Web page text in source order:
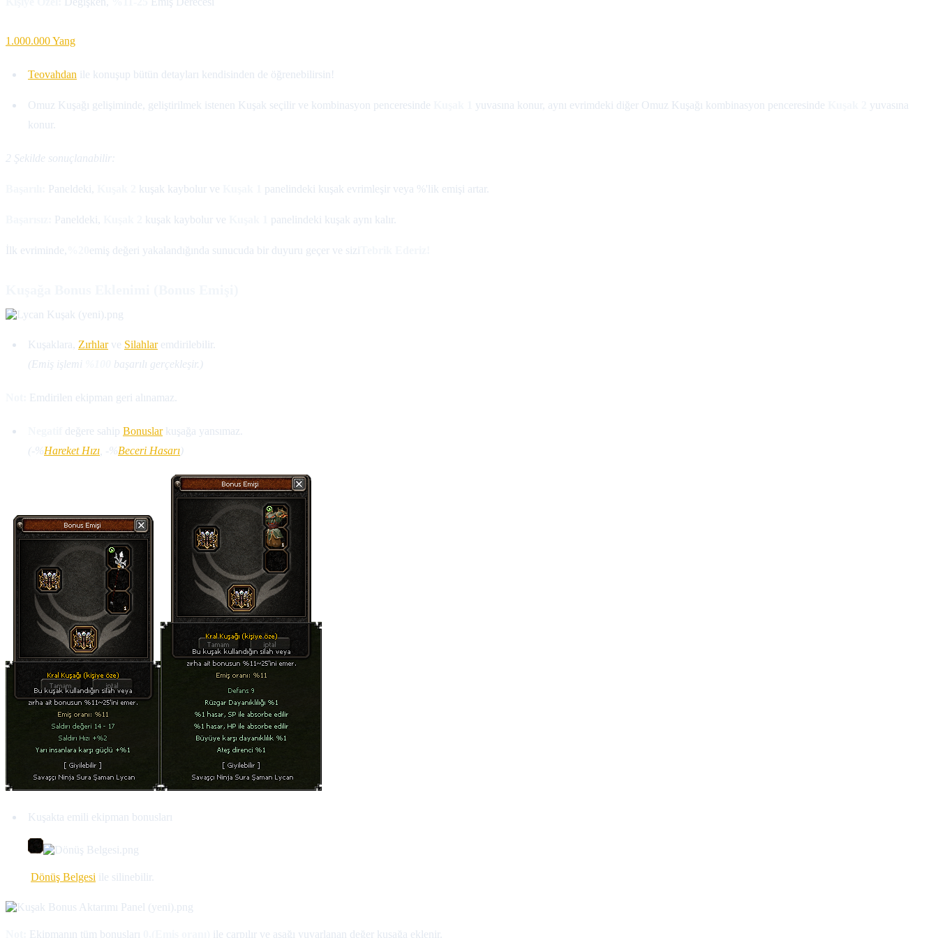
1.000.000 Yang
Teovahdan ile konuşup bütün detayları kendisinden de öğrenebilirsin!
Omuz Kuşağı gelişiminde, geliştirilmek istenen Kuşak seçilir ve kombinasyon penceresinde yuvasına konur, aynı evrimdeki diğer Omuz Kuşağı kombinasyon penceresinde
yuvasına
konur.
2 Şekilde sonuçlanabilir:
Paneldeki, kuşak kaybolur ve panelindeki kuşak evrimleşir veya %'lik emişi artar.
Paneldeki, kuşak kaybolur ve panelindeki kuşak aynı kalır.
İlk evriminde, emiş değeri yakalandığında sunucuda bir duyuru geçer ve sizi
Kuşaklara, Zırhlarve Silahlaremdirilebilir.
(Emiş işlemi
başarılı gerçekleşir.)
Emdirilen ekipman geri alınamaz.
değere sahip Bonuslarkuşağa yansımaz.
(-%Hareket Hızı , -%Beceri Hasarı)
Kuşakta emili ekipman bonusları
Dönüş Belgesi ile silinebilir.
Ekipmanın tüm bonusları ile çarpılır ve aşağı yuvarlanan değer kuşağa eklenir.